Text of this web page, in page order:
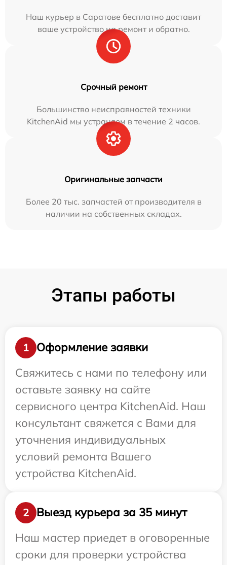
Наш курьер в Саратове бесплатно доставит
ваше устройство на ремонт и обратно.
Срочный ремонт
Большинство неисправностей техники
KitchenAid мы устраняем в течение 2 часов.
Оригинальные запчасти
Более 20 тыс. запчастей от производителя в
наличии на собственных складах.
Этапы работы
1
Оформление заявки
Свяжитесь с нами по телефону или
оставьте заявку на сайте
сервисного центра KitchenAid. Наш
консультант свяжется с Вами для
уточнения индивидуальных
условий ремонта Вашего
устройства KitchenAid.
2
Выезд курьера за 35 минут
Наш мастер приедет в оговоренные
сроки для проверки устройства